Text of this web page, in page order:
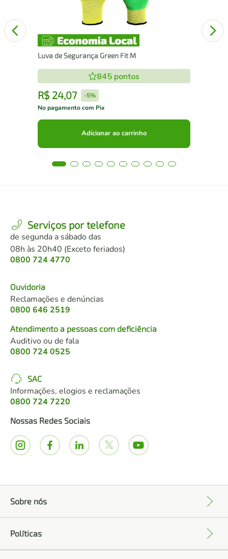
Luva de Segurança Green Fit M
845 pontos
R$ 24,07 -5%
No pagamento com Pix
Adicionar ao carrinho
Serviços por telefone
de segunda a sábado das
08h às 20h40 (Exceto feriados)
0800 724 4770
Ouvidoria
Reclamações e denúncias
0800 646 2519
Atendimento a pessoas com deficiência
Auditivo ou de fala
0800 724 0525
SAC
Informações, elogios e reclamações
0800 724 7220
Nossas Redes Sociais
Sobre nós
Políticas